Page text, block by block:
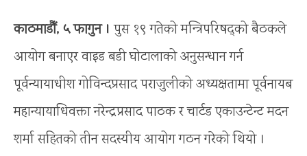
काठमाडौँ, ५ फागुन । पुस १९ गतेको मन्त्रिपरिषद्को बैठकले
आयोग बनाएर वाइड बडी घोटालाको अनुसन्धान गर्न
पूर्वन्यायाधीश गोविन्दप्रसाद पराजुलीको अध्यक्षतामा पूर्वनायब
महान्यायाधिवक्ता नरेन्द्रप्रसाद पाठक र चार्टड एकाउन्टेन्ट मदन
शर्मा सहितको तीन सदस्यीय आयोग गठन गरेको थियो ।